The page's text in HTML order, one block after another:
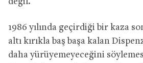
1986 yılında geçirdiği bir kaza
altı kırıkla baş başa kalan
daha yürüyemeyeceğini